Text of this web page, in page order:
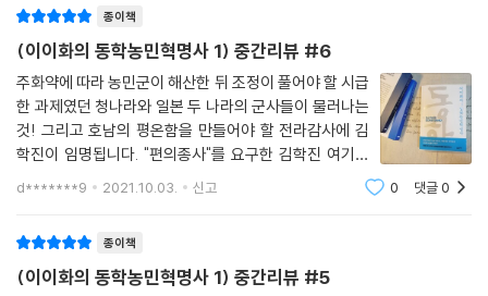
종이책
(이이화의 동학농민혁명사 1) 중간리뷰 #6
주화약에 따라 농민군이 해산한 뒤 조정이 풀어야 할 시급
한 과제였던 청나라와 일본 두 나라의 군사들이 물러나는
것! 그리고 호남의 평온함을 만들어야 할 전라감사에 김
학진이 임명됩니다. "편의종사"를 요구한 김학진 여기서
편의종사란 수령이나 장수가 현지 사정에 따라 임금의 결
d*******9 2021.10.03. 신고 0 댓글0
종이책
(이이화의 동학농민혁명사 1) 중간리뷰 #5